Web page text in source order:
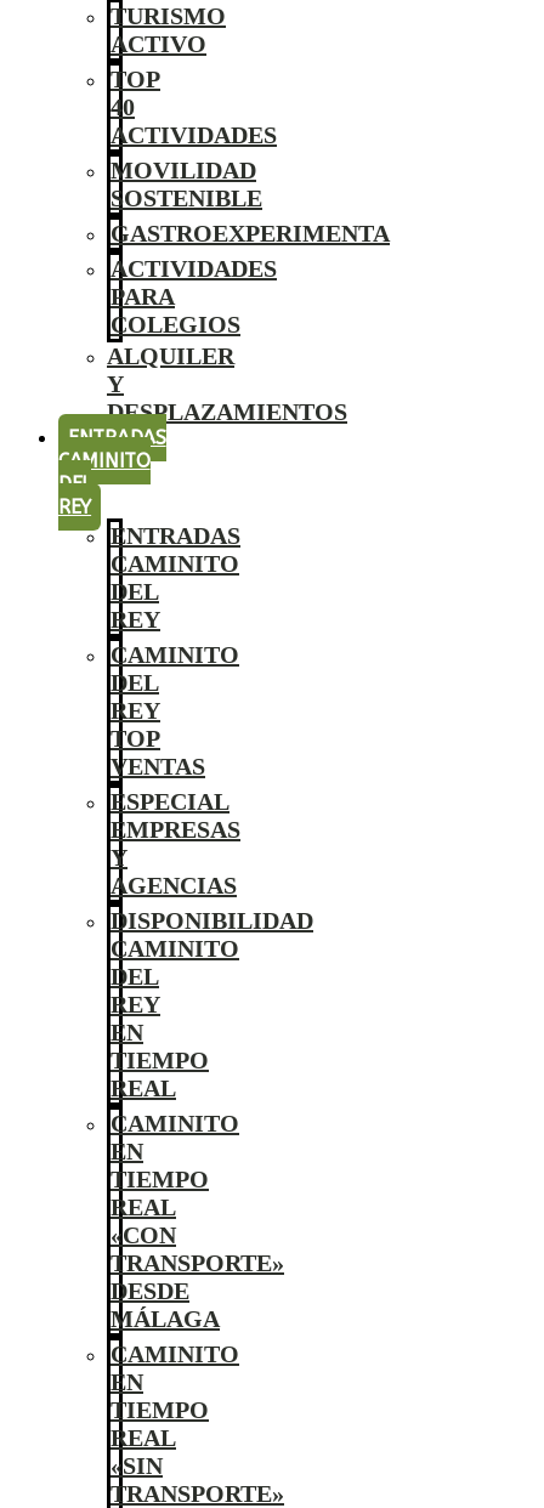
TURISMO
ACTIVO
TOP
40
ACTIVIDADES
MOVILIDAD
SOSTENIBLE
GASTROEXPERIMENTA
ACTIVIDADES
PARA
COLEGIOS
ALQUILER
Y
DESPLAZAMIENTOS
ENTRADAS
CAMINITO
DEL
REY
ENTRADAS
CAMINITO
DEL
REY
CAMINITO
DEL
REY
TOP
VENTAS
ESPECIAL
EMPRESAS
Y
AGENCIAS
DISPONIBILIDAD
CAMINITO
DEL
REY
EN
TIEMPO
REAL
CAMINITO
EN
TIEMPO
REAL
«CON
TRANSPORTE»
DESDE
MÁLAGA
CAMINITO
EN
TIEMPO
REAL
«SIN
TRANSPORTE»